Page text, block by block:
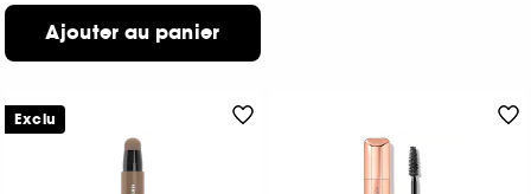
Ajouter au panier
Exclu